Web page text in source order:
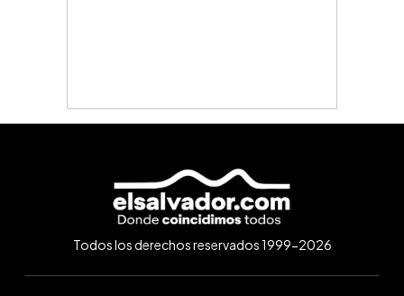
Todos los derechos reservados 1999-2026